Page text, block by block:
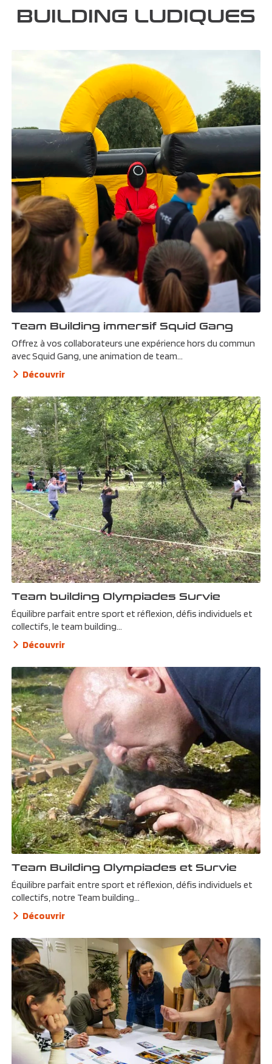
BUILDING LUDIQUES
Team Building immersif Squid Gang
Offrez à vos collaborateurs une expérience hors du commun
avec Squid Gang, une animation de team...
Découvrir
Team building Olympiades Survie
Équilibre parfait entre sport et réflexion, défis individuels et
collectifs, le team building...
Découvrir
Team Building Olympiades et Survie
Équilibre parfait entre sport et réflexion, défis individuels et
collectifs, notre Team building...
Découvrir